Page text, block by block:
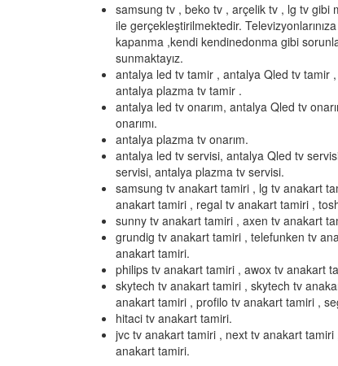
samsung tv , beko tv , arçelik tv , lg tv gibi
ile gerçekleştirilmektedir.
kapanma ,kendi kendinedonma gibi
sunmaktayız.
antalya led tv tamir , antalya Qled tv tamir
antalya plazma tv tamir .
antalya led tv onarım, antalya Qled tv
onarımı.
antalya plazma tv onarım.
antalya led tv servisi, antalya Qled tv
servisi, antalya plazma tv servisi.
samsung tv anakart tamiri , lg tv anakart
anakart tamiri , regal tv anakart tamiri ,
sunny tv anakart tamiri , axen tv anakart
grundig tv anakart tamiri , telefunken tv
anakart tamiri.
philips tv anakart tamiri , awox tv anakart
skytech tv anakart tamiri , skytech tv
anakart tamiri , profilo tv anakart tamiri ,
hitaci tv anakart tamiri.
jvc tv anakart tamiri , next tv anakart
anakart tamiri.